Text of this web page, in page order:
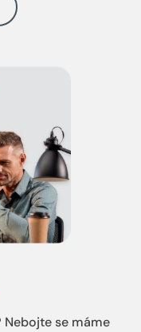
Nebojte se máme